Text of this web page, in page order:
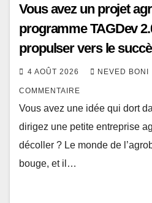
Vous avez un projet
programme TAGDev
propulser vers le
4 AOÛT 2026 NEVED BONI
COMMENTAIRE
Vous avez une idée qui dort
dirigez une petite entreprise
décoller ? Le monde de
bouge, et il…